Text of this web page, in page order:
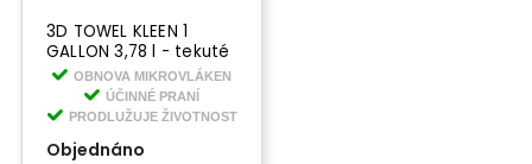
3D TOWEL KLEEN 1
GALLON 3,78 l - tekuté
mýdlo na praní
OBNOVA MIKROVLÁKEN
ÚČINNÉ PRANÍ
PRODLUŽUJE ŽIVOTNOST
Objednáno